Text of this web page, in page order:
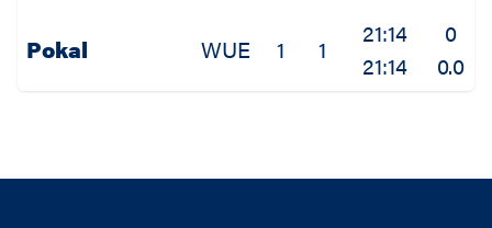
Pokal WUE 1 1
21:14
21:14
0
0.0